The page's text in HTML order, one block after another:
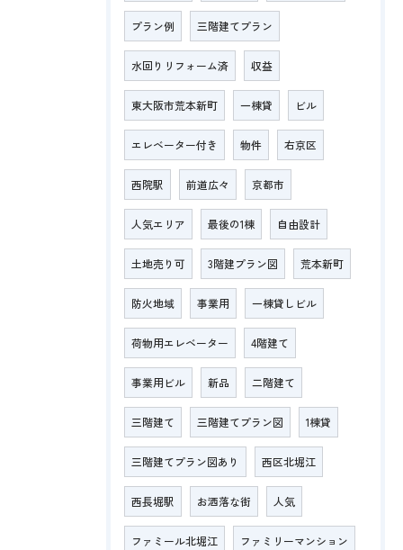
プラン例 三階建てプラン
水回りリフォーム済 収益
東大阪市荒本新町 一棟貸 ビル
エレベーター付き 物件 右京区
西院駅 前道広々 京都市
人気エリア 最後の1棟 自由設計
土地売り可 3階建プラン図 荒本新町
防火地域 事業用 一棟貸しビル
荷物用エレベーター 4階建て
事業用ビル 新品 二階建て
三階建て 三階建てプラン図 1棟貸
三階建てプラン図あり 西区北堀江
西長堀駅 お洒落な街 人気
ファミール北堀江 ファミリーマンション